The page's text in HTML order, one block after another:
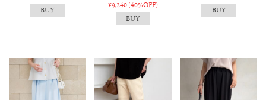
¥9,240 (40%OFF)